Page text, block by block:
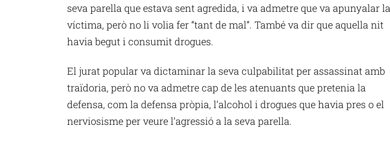
seva parella que estava sent agredida, i va admetre que va apunyalar la
víctima, però no li volia fer “tant de mal”. També va dir que aquella nit
havia begut i consumit drogues.
El jurat popular va dictaminar la seva culpabilitat per assassinat amb
traïdoria, però no va admetre cap de les atenuants que pretenia la
defensa, com la defensa pròpia, l’alcohol i drogues que havia pres o el
nerviosisme per veure l’agressió a la seva parella.